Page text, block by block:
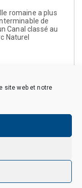
site web et notre
romaine a plus
de
Canal classé au
Naturel
droits réservés.
confidentialité
personnelles